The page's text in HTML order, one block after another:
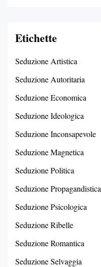
Etichette
Seduzione Artistica
Seduzione Autoritaria
Seduzione Economica
Seduzione Ideologica
Seduzione Inconsapevole
Seduzione Magnetica
Seduzione Politica
Seduzione Propagandistica
Seduzione Psicologica
Seduzione Ribelle
Seduzione Romantica
Seduzione Selvaggia